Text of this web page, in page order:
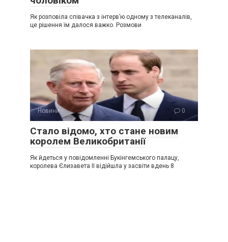
Як розповіла співачка з інтерв’ю одному з телеканалів,
це рішення їм далося важко. Розмови
Новини 0
Стало відомо, хто стане новим
королем Великобританії
Як йдеться у повідомленні Букінгемського палацу,
королева Єлизавета ІІ відійшла у засвіти вдень 8